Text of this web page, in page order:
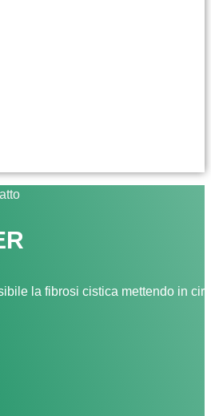
la fibrosi cistica mettendo in